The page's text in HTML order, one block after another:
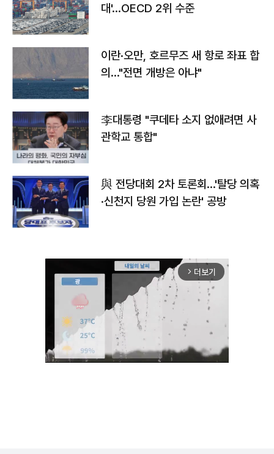
대'…OECD 2위 수준
이란·오만, 호르무즈 새 항로 좌표 합
의…"전면 개방은 아냐"
李대통령 "쿠데타 소지 없애려면 사
관학교 통합"
與 전당대회 2차 토론회…'탈당 의혹
·신천지 당원 가입 논란' 공방
arrow_forward_ios 더보기